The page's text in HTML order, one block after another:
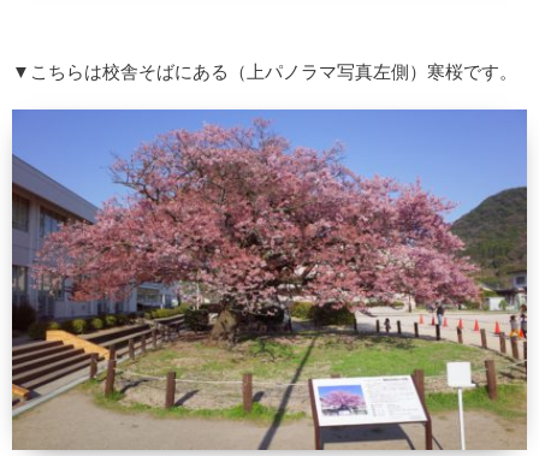
▼こちらは校舎そばにある（上パノラマ写真左側）寒桜です。